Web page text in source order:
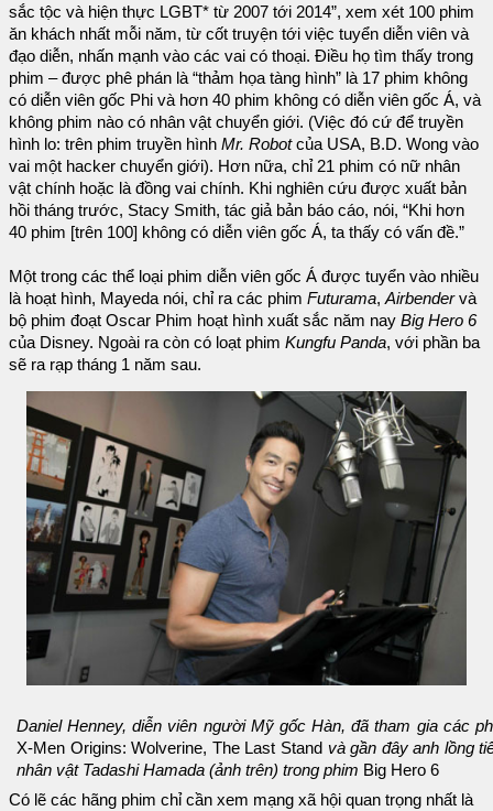
sắc tộc và hiện thực LGBT* từ 2007 tới 2014”, xem xét 100 phim
ăn khách nhất mỗi năm, từ cốt truyện tới việc tuyển diễn viên và
đạo diễn, nhấn mạnh vào các vai có thoại. Điều họ tìm thấy trong
phim – được phê phán là “thảm họa tàng hình” là 17 phim không
có diễn viên gốc Phi và hơn 40 phim không có diễn viên gốc Á, và
không phim nào có nhân vật chuyển giới. (Việc đó cứ để truyền
hình lo: trên phim truyền hình Mr. Robotcủa USA, B.D. Wong vào
vai một hacker chuyển giới). Hơn nữa, chỉ 21 phim có nữ nhân
vật chính hoặc là đồng vai chính. Khi nghiên cứu được xuất bản
hồi tháng trước, Stacy Smith, tác giả bản báo cáo, nói, “Khi hơn
40 phim [trên 100] không có diễn viên gốc Á, ta thấy có vấn đề.”
Một trong các thể loại phim diễn viên gốc Á được tuyển vào nhiều
là hoạt hình, Mayeda nói, chỉ ra các phim Futurama, Airbendervà
bộ phim đoạt Oscar Phim hoạt hình xuất sắc năm nay Big Hero 6
của Disney. Ngoài ra còn có loạt phim Kungfu Panda, với phần ba
sẽ ra rạp tháng 1 năm sau.
Daniel Henney, diễn viên người Mỹ gốc Hàn, đã tham gia các
X-Men Origins: Wolverine, The Last Stand và gần đây anh lồng
nhân vật Tadashi Hamada (ảnh trên) trong phim Big Hero 6
Có lẽ các hãng phim chỉ cần xem mạng xã hội quan trọng nhất là